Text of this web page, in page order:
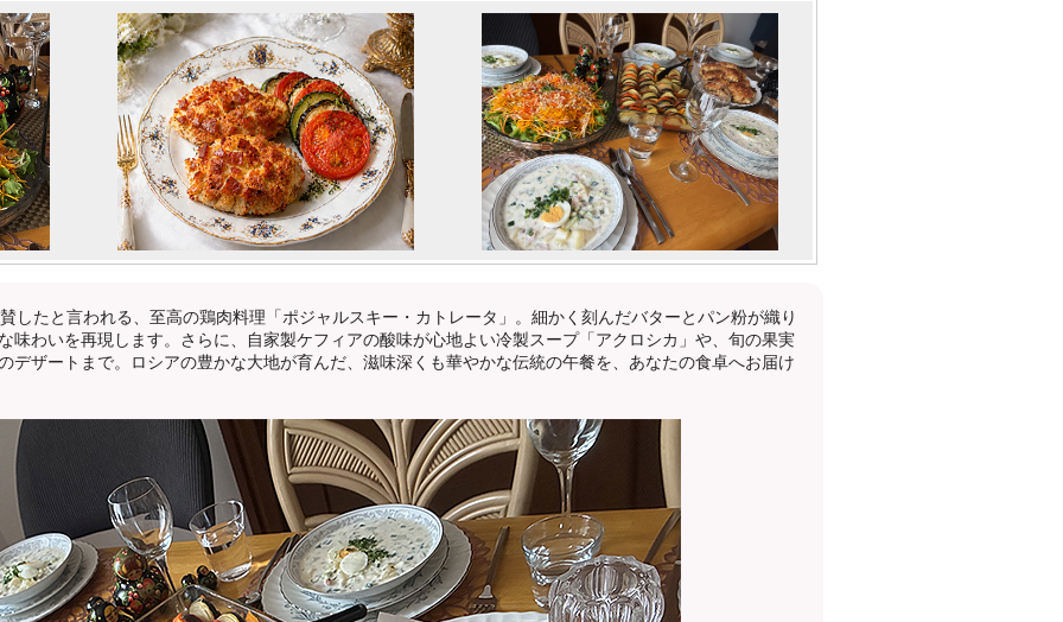
したと言われる、至高の鶏肉料理「ポジャルスキー・カトレータ」。細かく刻んだバターとパン粉が織り
味わいを再現します。さらに、自家製ケフィアの酸味が心地よい冷製スープ「アクロシカ」や、旬の果実
デザートまで。ロシアの豊かな大地が育んだ、滋味深くも華やかな伝統の午餐を、あなたの食卓へお届け